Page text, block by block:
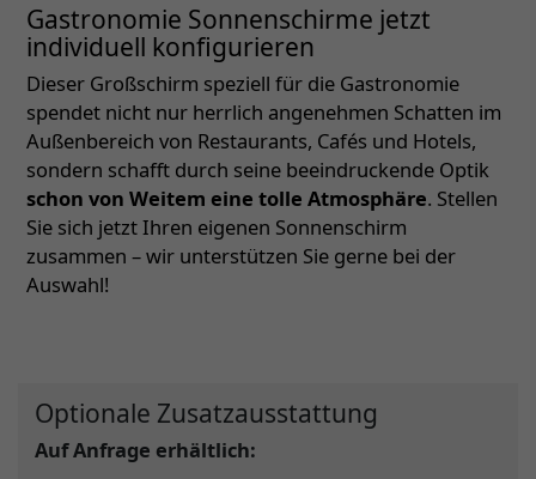
Gastronomie Sonnenschirme jetzt
individuell konfigurieren
Dieser Großschirm speziell für die Gastronomie
spendet nicht nur herrlich angenehmen Schatten im
Außenbereich von Restaurants, Cafés und Hotels,
sondern schafft durch seine beeindruckende Optik
schon von Weitem eine tolle Atmosphäre. Stellen
Sie sich jetzt Ihren eigenen Sonnenschirm
zusammen – wir unterstützen Sie gerne bei der
Auswahl!
Optionale Zusatzausstattung
Auf Anfrage erhältlich: